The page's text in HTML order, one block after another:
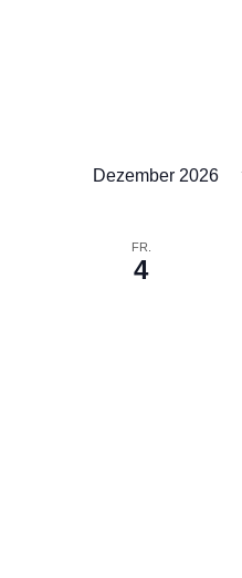
Dezember 2026
FR.
4